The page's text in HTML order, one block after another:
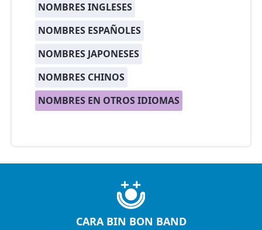
NOMBRES INGLESES
NOMBRES ESPAÑOLES
NOMBRES JAPONESES
NOMBRES CHINOS
NOMBRES EN OTROS IDIOMAS
CARA BIN BON BAND